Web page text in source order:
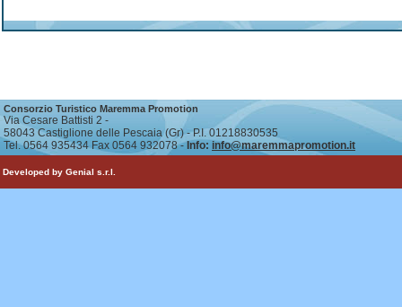
Consorzio Turistico Maremma Promotion
Via Cesare Battisti 2 -
58043 Castiglione delle Pescaia (Gr) - P.I. 01218830535
Tel. 0564 935434 Fax 0564 932078 -Info: info@maremmapromotion.it
Developed by Genial s.r.l.